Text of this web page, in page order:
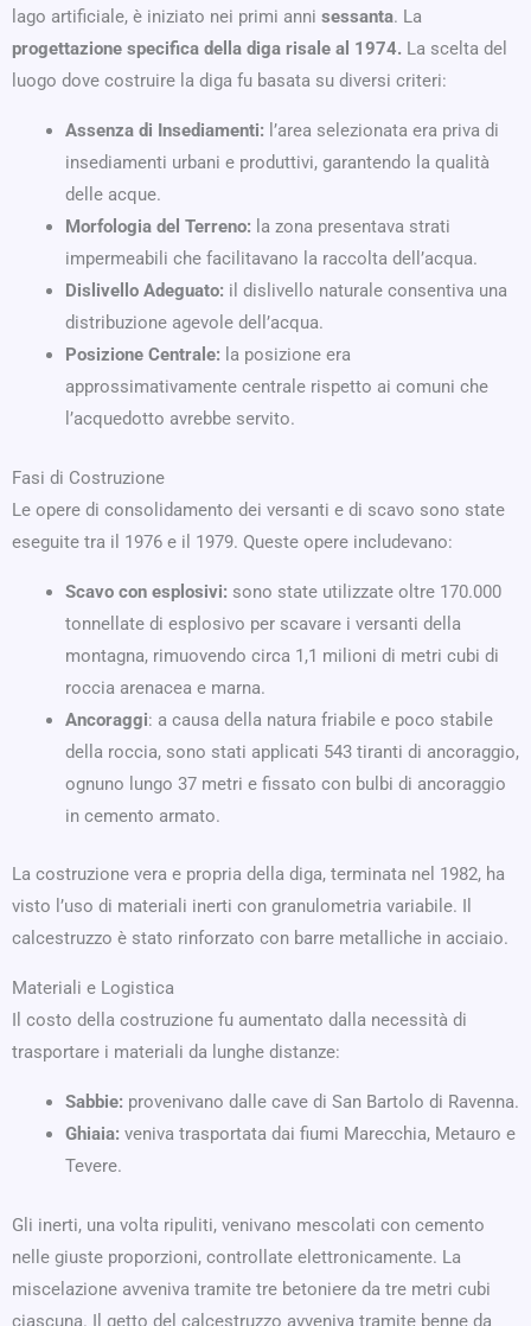
lago artificiale, è iniziato nei primi anni sessanta. La
progettazione specifica della diga risale al 1974. La scelta del
luogo dove costruire la diga fu basata su diversi criteri:
Assenza di Insediamenti: l’area selezionata era priva di
insediamenti urbani e produttivi, garantendo la qualità
delle acque.
Morfologia del Terreno: la zona presentava strati
impermeabili che facilitavano la raccolta dell’acqua.
Dislivello Adeguato: il dislivello naturale consentiva una
distribuzione agevole dell’acqua.
Posizione Centrale: la posizione era
approssimativamente centrale rispetto ai comuni che
l’acquedotto avrebbe servito.
Fasi di Costruzione
Le opere di consolidamento dei versanti e di scavo sono state
eseguite tra il 1976 e il 1979. Queste opere includevano:
Scavo con esplosivi: sono state utilizzate oltre 170.000
tonnellate di esplosivo per scavare i versanti della
montagna, rimuovendo circa 1,1 milioni di metri cubi di
roccia arenacea e marna.
Ancoraggi: a causa della natura friabile e poco stabile
della roccia, sono stati applicati 543 tiranti di ancoraggio,
ognuno lungo 37 metri e fissato con bulbi di ancoraggio
in cemento armato.
La costruzione vera e propria della diga, terminata nel 1982, ha
visto l’uso di materiali inerti con granulometria variabile. Il
calcestruzzo è stato rinforzato con barre metalliche in acciaio.
Materiali e Logistica
Il costo della costruzione fu aumentato dalla necessità di
trasportare i materiali da lunghe distanze:
Sabbie: provenivano dalle cave di San Bartolo di Ravenna.
Ghiaia: veniva trasportata dai fiumi Marecchia, Metauro e
Tevere.
Gli inerti, una volta ripuliti, venivano mescolati con cemento
nelle giuste proporzioni, controllate elettronicamente. La
miscelazione avveniva tramite tre betoniere da tre metri cubi
ciascuna. Il getto del calcestruzzo avveniva tramite benne da